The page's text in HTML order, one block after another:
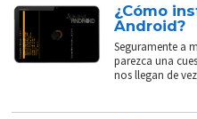
¿Cómo
Android?
Seguramente a
parezca una
nos llegan de